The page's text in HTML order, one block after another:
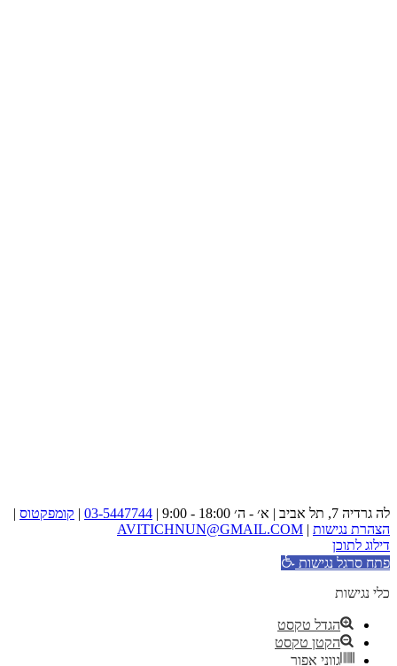
לה גרדיה 7, תל אביב | א׳ - ה׳ 18:00 - 9:00 | 03-5447744
| קומפקטוס |
הצהרת נגישות |
AVITICHNUN@GMAIL.COM
דילוג לתוכן
פתח סרגל נגישות
כלי נגישות
הגדל טקסט
הקטן טקסט
גווני אפור